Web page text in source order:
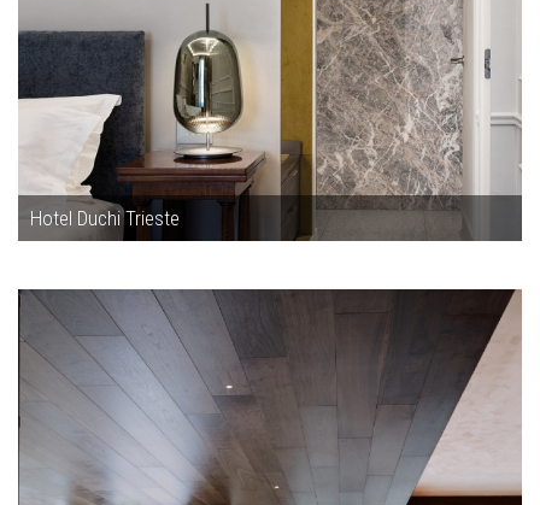
Hotel Duchi Trieste